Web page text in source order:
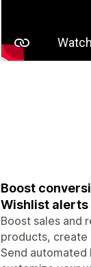
Boost
Wishlist alerts
Boost sales and
products, create
Send